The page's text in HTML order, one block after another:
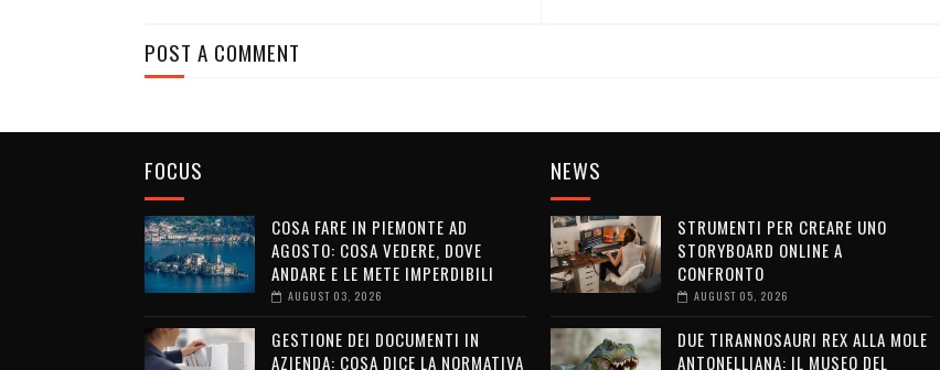
POST A COMMENT
FOCUS
COSA FARE IN PIEMONTE AD
AGOSTO: COSA VEDERE, DOVE
ANDARE E LE METE IMPERDIBILI
AUGUST 03, 2026
GESTIONE DEI DOCUMENTI IN
AZIENDA: COSA DICE LA NORMATIVA
NEWS
STRUMENTI PER CREARE UNO
STORYBOARD ONLINE A
CONFRONTO
AUGUST 05, 2026
DUE TIRANNOSAURI REX ALLA MOLE
ANTONELLIANA: IL MUSEO DEL